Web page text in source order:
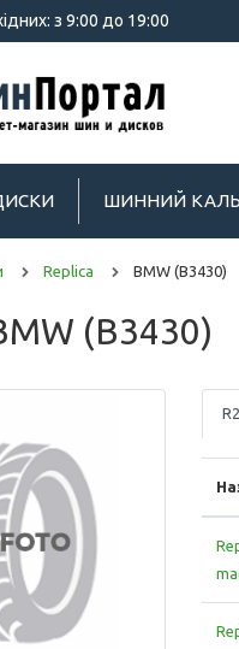
з 9:00 до 19:00
ШИННИЙ
Replica BMW (B3430)
(B3430)